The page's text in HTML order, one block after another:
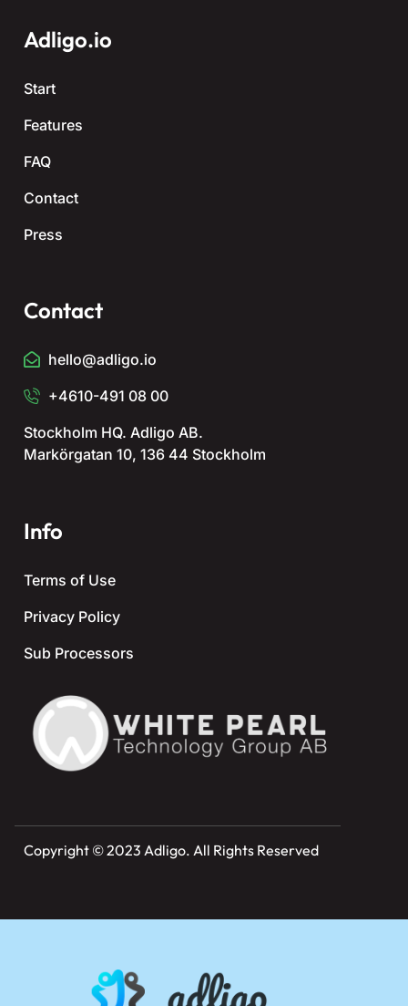
Adligo.io
Start
Features
FAQ
Contact
Press
Contact
hello@adligo.io
+4610-491 08 00
Stockholm HQ. Adligo AB.
Markörgatan 10, 136 44 Stockholm
Info
Terms of Use
Privacy Policy
Sub Processors
Copyright © 2023 Adligo. All Rights Reserved